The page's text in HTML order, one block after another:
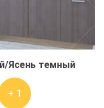
Ясень темный
+ 1